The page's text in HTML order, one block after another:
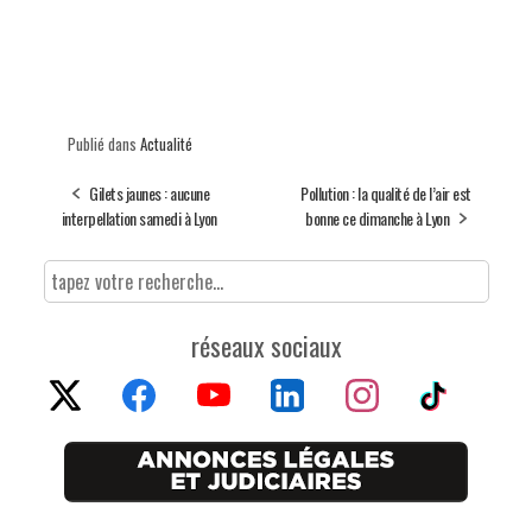
Publié dans Actualité
Gilets jaunes : aucune
interpellation samedi à Lyon
Pollution : la qualité de l’air est
bonne ce dimanche à Lyon
réseaux sociaux